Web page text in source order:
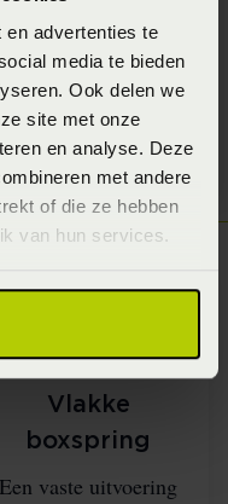
en advertenties te
media te bieden
Ook delen we
site met onze
en analyse. Deze
met andere
of die ze hebben
van hun services.
Vlakke
boxspring
Een vaste uitvoering